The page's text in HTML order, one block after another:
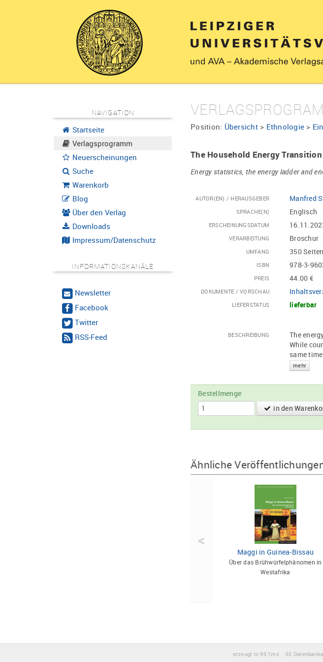
NAVIGATION
Startseite
Verlagsprogramm
Neuerscheinungen
Suche
Warenkorb
Blog
Über den Verlag
Downloads
Impressum/Datenschutz
INFORMATIONSKANÄLE
Newsletter
Facebook
Twitter
RSS-Feed
Position: Übersicht> Ethnologie >
The Household Energy
Energy statistics, the energy ladder and
AUTOR(EN) / HERAUSGEBER Manfred
SPRACHE(N) Englisch
ERSCHEINUNGSDATUM
VERARBEITUNG Broschur
UMFANG 350 Seiten
ISBN 978-3-
PREIS 44.00 €
DOKUMENTE / VORSCHAU
LIEFERSTATUS lieferbar
BESCHREIBUNG
The
While
same
mehr
Bestellmenge
in den
Ähnliche
Maggi in Guinea-Bissau
Über das Brühwürfelphänomen in
Westafrika
<
erzeugt in 99.1ms 65